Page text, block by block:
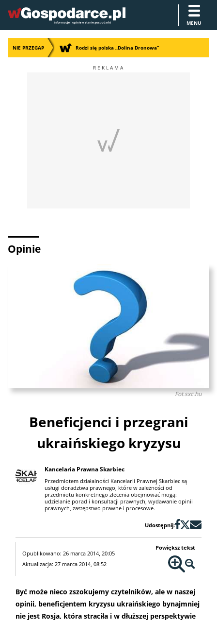
MENU
NIE PRZEGAP Rodzi się polska „Dolina Dronowa”
Opinie
Fot.sxc.hu
Beneficjenci i przegrani
ukraińskiego kryzysu
Kancelaria Prawna Skarbiec
Przedmiotem działalności Kancelarii Prawnej Skarbiec są
usługi doradztwa prawnego, które w zależności od
przedmiotu konkretnego zlecenia obejmować mogą:
udzielanie porad i konsultacji prawnych, wydawanie opinii
prawnych, zastępstwo prawne i procesowe.
Udostępnij:
Opublikowano: 26 marca 2014, 20:05
Aktualizacja: 27 marca 2014, 08:52
Powiększ tekst
Być może nieco zszokujemy czytelników, ale w naszej
opinii, beneficjentem kryzysu ukraińskiego bynajmniej
nie jest Rosja, która straciła i w dłuższej perspektywie